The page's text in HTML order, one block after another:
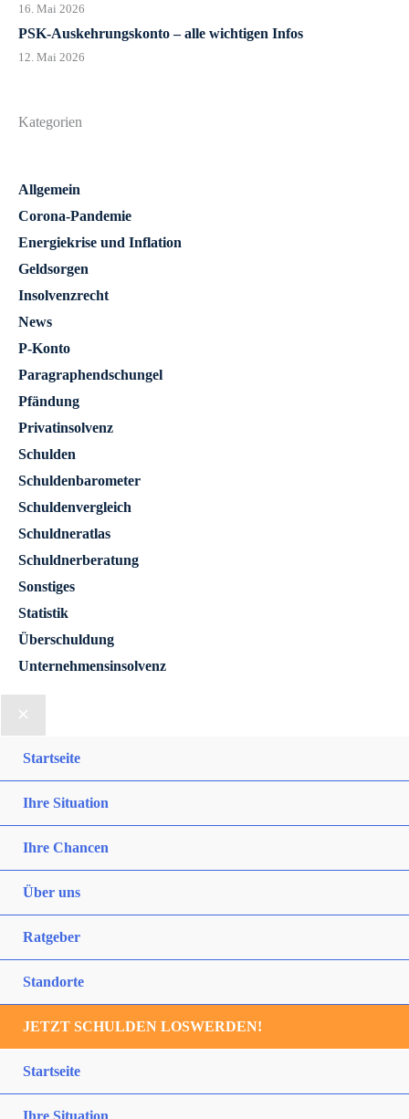
16. Mai 2026
PSK-Auskehrungskonto – alle wichtigen Infos
12. Mai 2026
Kategorien
Allgemein
Corona-Pandemie
Energiekrise und Inflation
Geldsorgen
Insolvenzrecht
News
P-Konto
Paragraphendschungel
Pfändung
Privatinsolvenz
Schulden
Schuldenbarometer
Schuldenvergleich
Schuldneratlas
Schuldnerberatung
Sonstiges
Statistik
Überschuldung
Unternehmensinsolvenz
Startseite
Ihre Situation
Ihre Chancen
Über uns
Ratgeber
Standorte
JETZT SCHULDEN LOSWERDEN!
Startseite
Ihre Situation